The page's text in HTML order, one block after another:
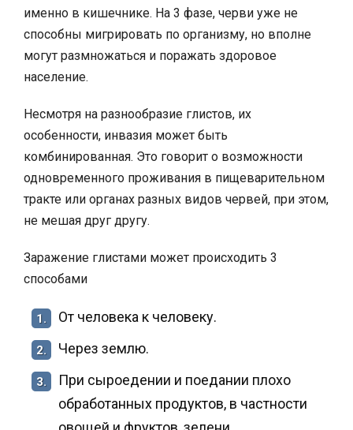
именно в кишечнике. На 3 фазе, черви уже не
способны мигрировать по организму, но вполне
могут размножаться и поражать здоровое
население.
Несмотря на разнообразие глистов, их
особенности, инвазия может быть
комбинированная. Это говорит о возможности
одновременного проживания в пищеварительном
тракте или органах разных видов червей, при этом,
не мешая друг другу.
Заражение глистами может происходить 3
способами
1. От человека к человеку.
2. Через землю.
3.
При сыроедении и поедании плохо
обработанных продуктов, в частности